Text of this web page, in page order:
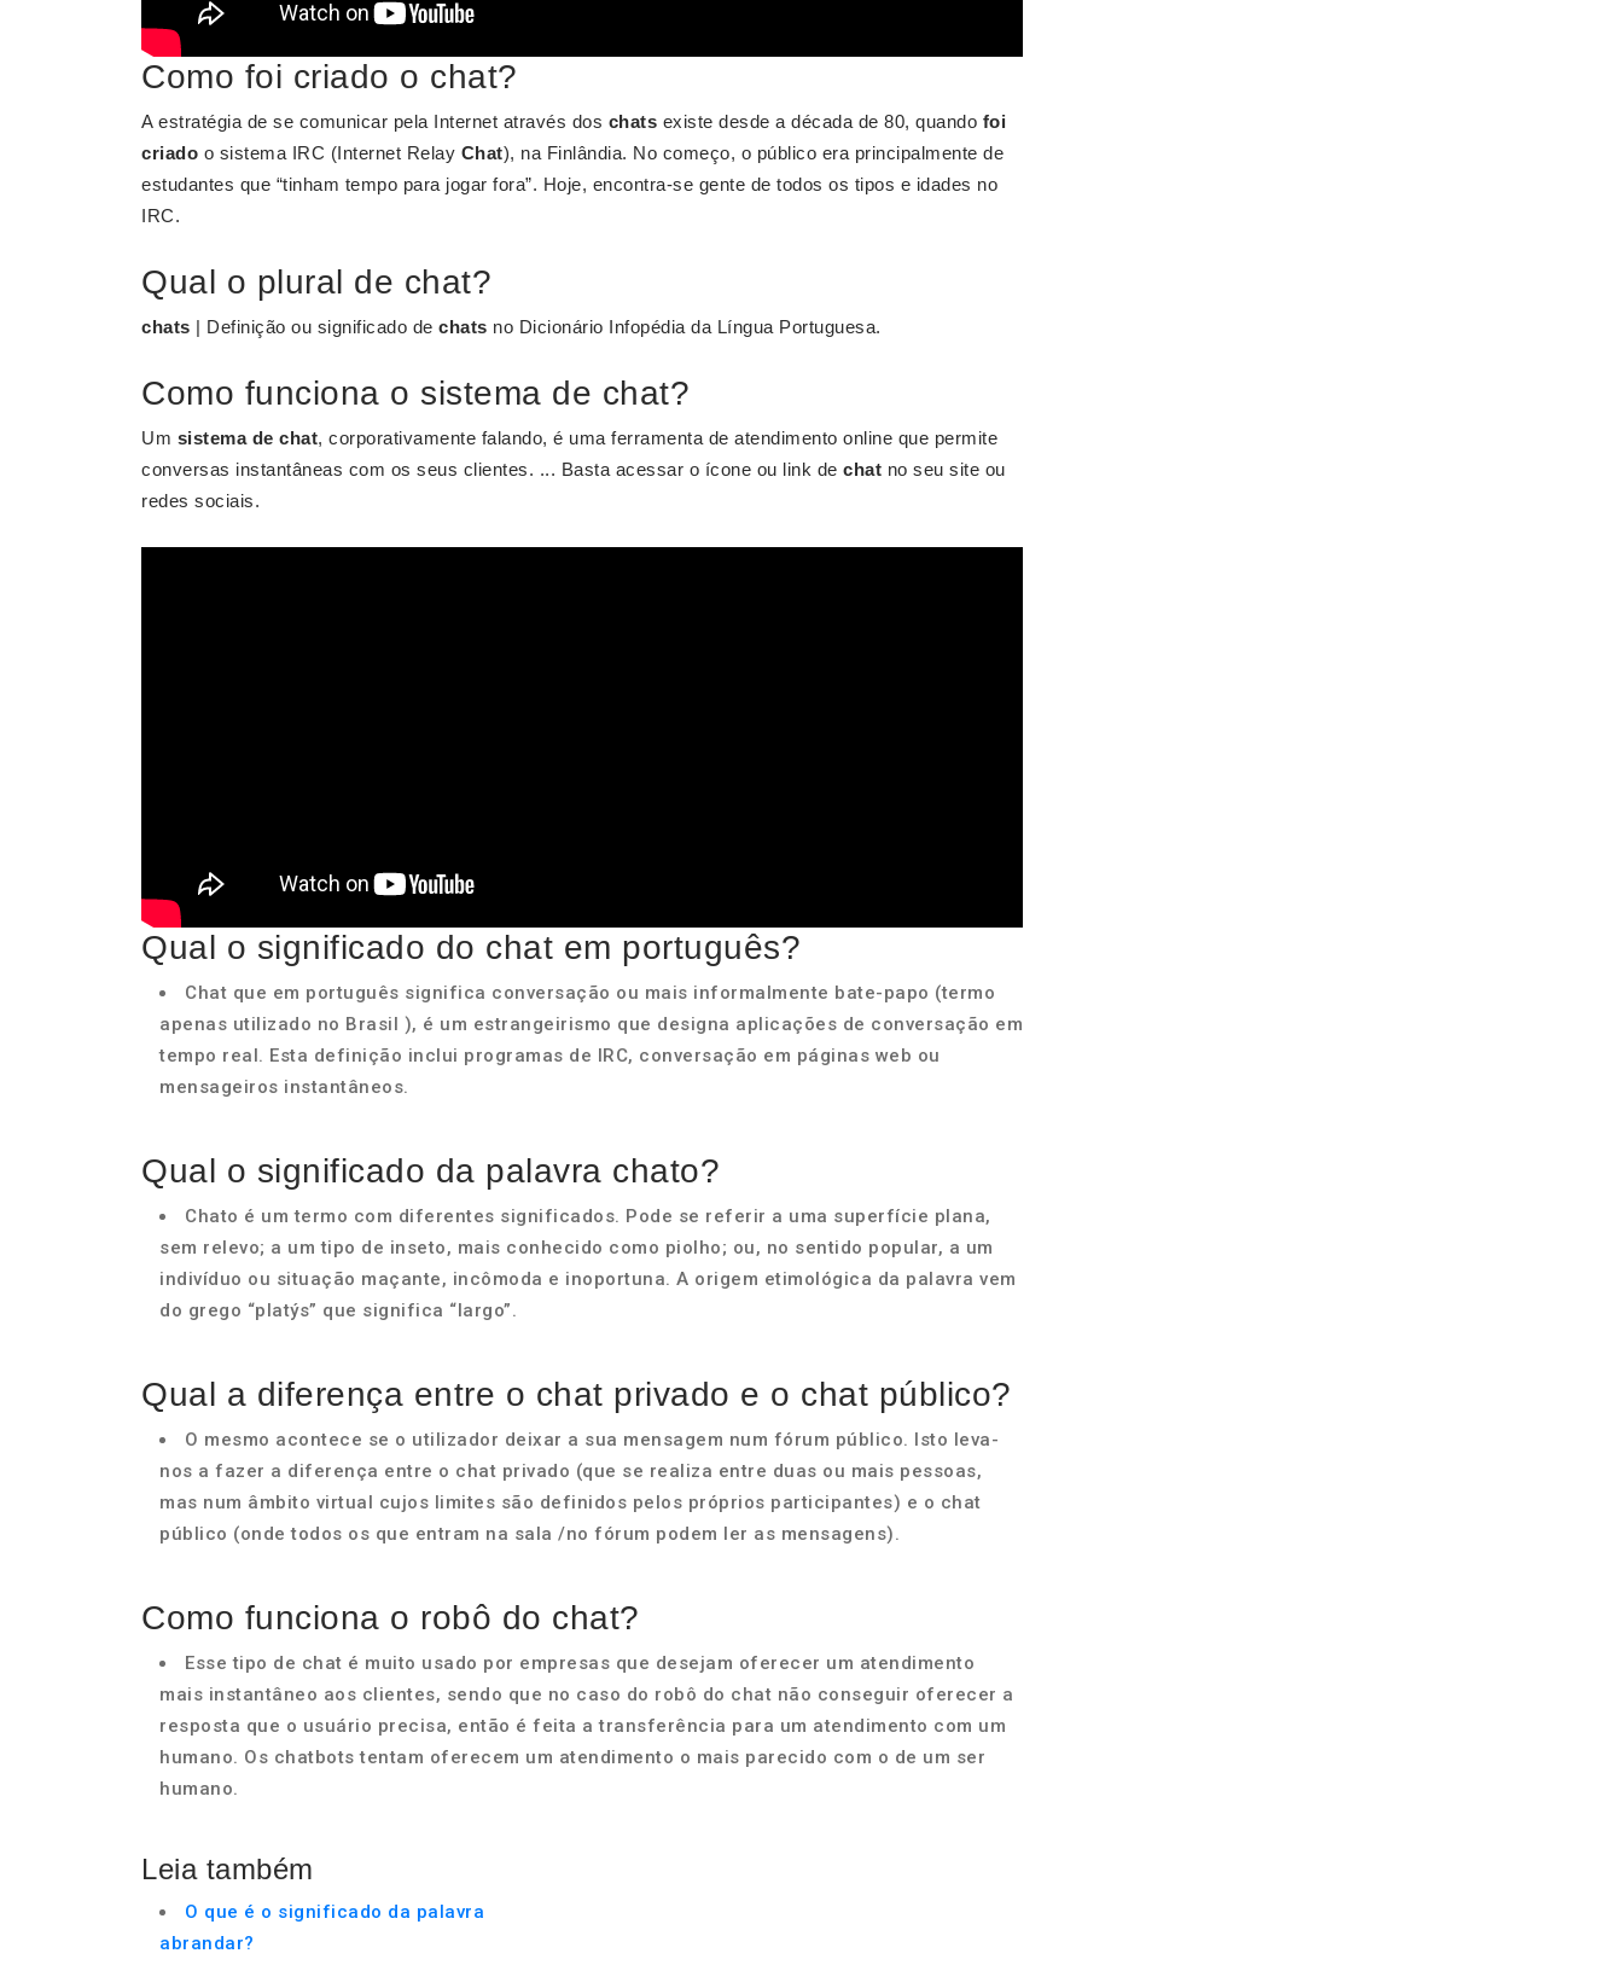
Como foi criado o chat?
A estratégia de se comunicar pela Internet através dos chats existe desde a década de 80, quando foi
criado o sistema IRC (Internet Relay Chat), na Finlândia. No começo, o público era principalmente de
estudantes que “tinham tempo para jogar fora”. Hoje, encontra-se gente de todos os tipos e idades no
IRC.
Qual o plural de chat?
chats | Definição ou significado de chats no Dicionário Infopédia da Língua Portuguesa.
Como funciona o sistema de chat?
Um sistema de chat, corporativamente falando, é uma ferramenta de atendimento online que permite
conversas instantâneas com os seus clientes. ... Basta acessar o ícone ou link de chat no seu site ou
redes sociais.
Qual o significado do chat em português?
Chat que em português significa conversação ou mais informalmente bate-papo (termo
apenas utilizado no Brasil ), é um estrangeirismo que designa aplicações de conversação em
tempo real. Esta definição inclui programas de IRC, conversação em páginas web ou
mensageiros instantâneos.
Qual o significado da palavra chato?
Chato é um termo com diferentes significados. Pode se referir a uma superfície plana,
sem relevo; a um tipo de inseto, mais conhecido como piolho; ou, no sentido popular, a um
indivíduo ou situação maçante, incômoda e inoportuna. A origem etimológica da palavra vem
do grego “platýs” que significa “largo”.
Qual a diferença entre o chat privado e o chat público?
O mesmo acontece se o utilizador deixar a sua mensagem num fórum público. Isto leva-
nos a fazer a diferença entre o chat privado (que se realiza entre duas ou mais pessoas,
mas num âmbito virtual cujos limites são definidos pelos próprios participantes) e o chat
público (onde todos os que entram na sala /no fórum podem ler as mensagens).
Como funciona o robô do chat?
Esse tipo de chat é muito usado por empresas que desejam oferecer um atendimento
mais instantâneo aos clientes, sendo que no caso do robô do chat não conseguir oferecer a
resposta que o usuário precisa, então é feita a transferência para um atendimento com um
humano. Os chatbots tentam oferecem um atendimento o mais parecido com o de um ser
humano.
Leia também
O que é o significado da palavra
abrandar?